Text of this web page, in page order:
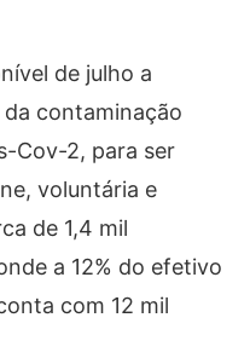
de julho a
contaminação
Cov-2, para ser
voluntária e
de 1,4 mil
a 12% do efetivo
com 12 mil